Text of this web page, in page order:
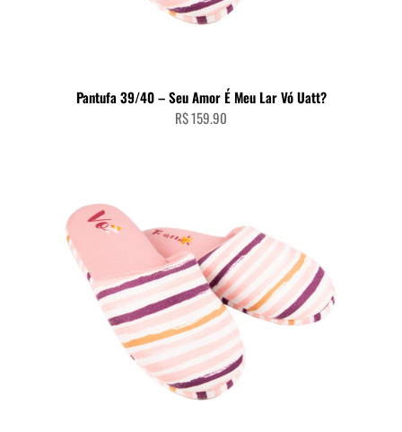
Pantufa 39/40 – Seu Amor É Meu Lar Vó Uatt?
R$159.90